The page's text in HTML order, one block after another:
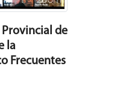
de
la
Frecuentes